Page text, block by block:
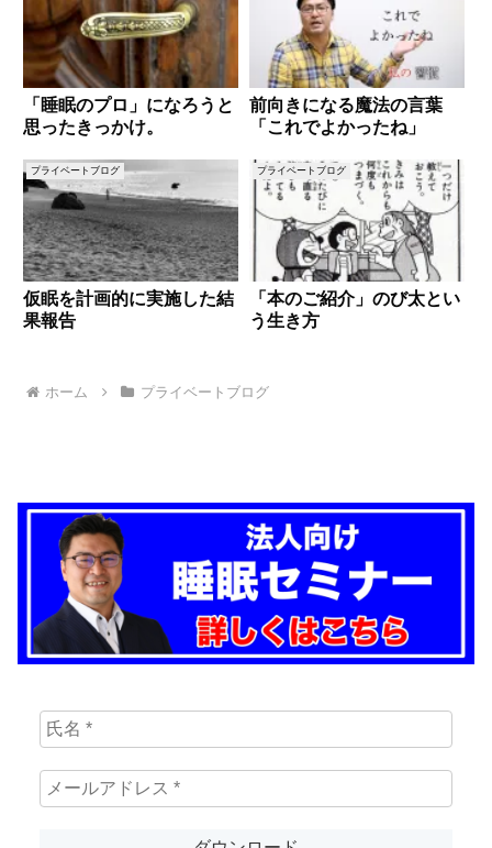
「睡眠のプロ」になろうと
思ったきっかけ。
前向きになる魔法の言葉
「これでよかったね」
プライベートブログ
仮眠を計画的に実施した結
果報告
プライベートブログ
「本のご紹介」のび太とい
う生き方
ホーム プライベートブログ